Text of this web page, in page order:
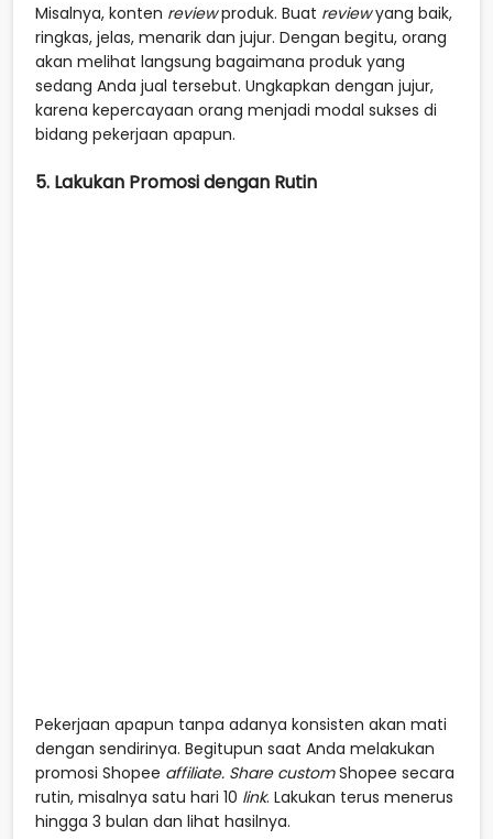
Misalnya, konten reviewproduk. Buat reviewyang baik,
ringkas, jelas, menarik dan jujur. Dengan begitu, orang
akan melihat langsung bagaimana produk yang
sedang Anda jual tersebut. Ungkapkan dengan jujur,
karena kepercayaan orang menjadi modal sukses di
bidang pekerjaan apapun.
5. Lakukan Promosi dengan Rutin
Pekerjaan apapun tanpa adanya konsisten akan mati
dengan sendirinya. Begitupun saat Anda melakukan
promosi Shopee affiliate. Share customShopee secara
rutin, misalnya satu hari 10 link. Lakukan terus menerus
hingga 3 bulan dan lihat hasilnya.